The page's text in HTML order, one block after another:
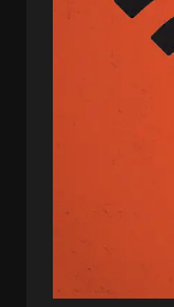
سروش کرمیان،
فتحی